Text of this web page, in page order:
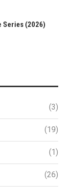
Series (2026)
(3)
(19)
(1)
(26)